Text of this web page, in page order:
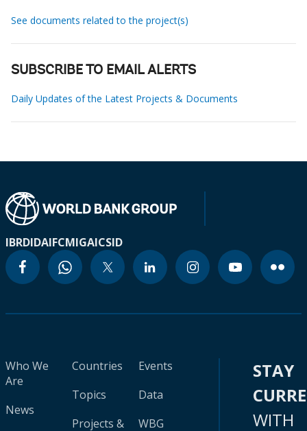
See documents related to the project(s)
SUBSCRIBE TO EMAIL ALERTS
Daily Updates of the Latest Projects & Documents
IBRDIDAIFCMIGAICSID
Who We
Are
News
Countries
Topics
Projects &
Events
Data
WBG
STAY
WITH